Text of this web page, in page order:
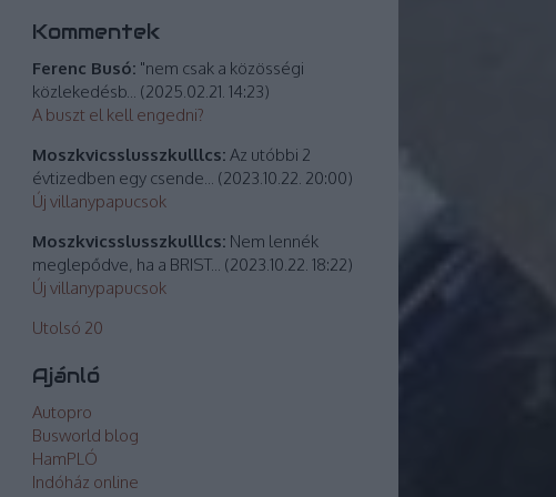
Kommentek
Ferenc Busó: "nem csak a közösségi
közlekedésb... (2025.02.21. 14:23)
A buszt el kell engedni?
Moszkvicsslusszkulllcs: Az utóbbi 2
évtizedben egy csende... (2023.10.22. 20:00)
Új villanypapucsok
Moszkvicsslusszkulllcs: Nem lennék
meglepődve, ha a BRIST... (2023.10.22. 18:22)
Új villanypapucsok
Utolsó 20
Ajánló
Autopro
Busworld blog
HamPLÓ
Indóház online